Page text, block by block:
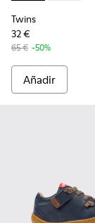
Twins
32 €
65 € -50%
Añadir